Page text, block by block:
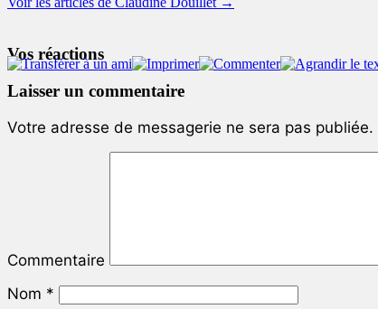
Vos réactions
Laisser un commentaire
Votre adresse de messagerie ne sera pas publiée.
Commentaire
Nom *